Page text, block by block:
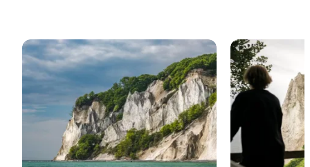
Møns Klint UNESCO Verdensarv Eventyr i